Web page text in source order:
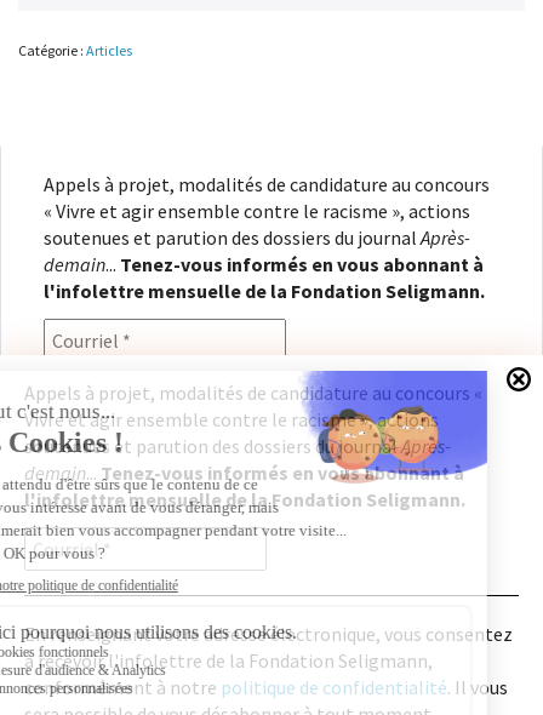
Catégorie : Articles
Appels à projet, modalités de candidature au concours
« Vivre et agir ensemble contre le racisme », actions
soutenues et parution des dossiers du journalAprès-
demain... Tenez-vous informés en vous abonnant à
l'infolettre mensuelle de la Fondation Seligmann.
En renseignant votre adresse électronique, vous
consentez à recevoir l'infolettre de la Fondation
Seligmann, conformément à notrepolitique de
confidentialité. Il vous sera possible de vous
désabonner à tout moment.
Copyright © 2026 Fondation Seligmann| Mentions légales| Crédits
Fondation Seligmann
Journal Après-demain
Appels à projet, modalités de candidature au concours «
Vivre et agir ensemble contre le racisme », actions
soutenues et parution des dossiers du journalAprès-
demain... Tenez-vous informés en vous abonnant à
l'infolettre mensuelle de la Fondation Seligmann.
En renseignant votre adresse électronique, vous consentez
à recevoir l'infolettre de la Fondation Seligmann,
conformément à notre politique de confidentialité. Il vous